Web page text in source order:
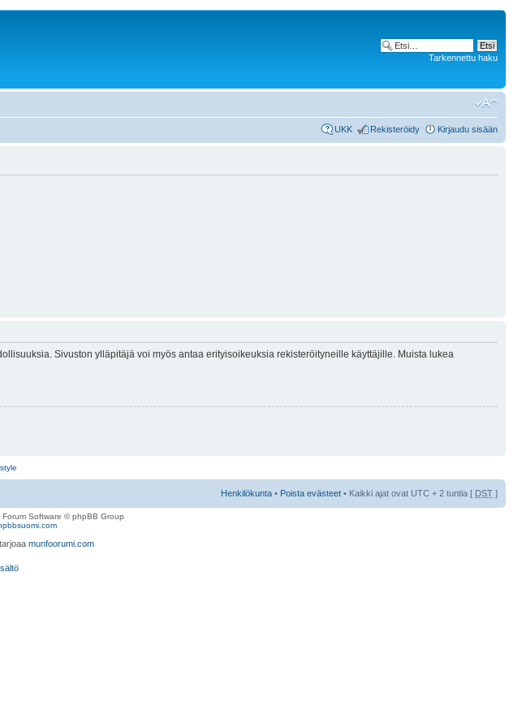
Tarkennettu haku
UKK Rekisteröidy Kirjaudu sisään
Sivuston ylläpitäjä voi myös antaa erityisoikeuksia rekisteröityneille käyttäjille. Muista lukea
Henkilökunta • Poista evästeet • Kaikki ajat ovat UTC + 2 tuntia [ DST ]
Forum Software © phpBB Group
munfoorumi.com